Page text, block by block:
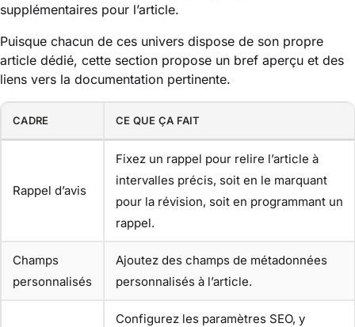
supplémentaires pour l’article.
Puisque chacun de ces univers dispose de son propre
article dédié, cette section propose un bref aperçu et des
liens vers la documentation pertinente.
CADRE CE QUE ÇA FAIT
Rappel d’avis
Fixez un rappel pour relire l’article à
intervalles précis, soit en le marquant
pour la révision, soit en programmant un
rappel.
Champs
personnalisés
Ajoutez des champs de métadonnées
personnalisés à l’article.
Configurez les paramètres SEO, y